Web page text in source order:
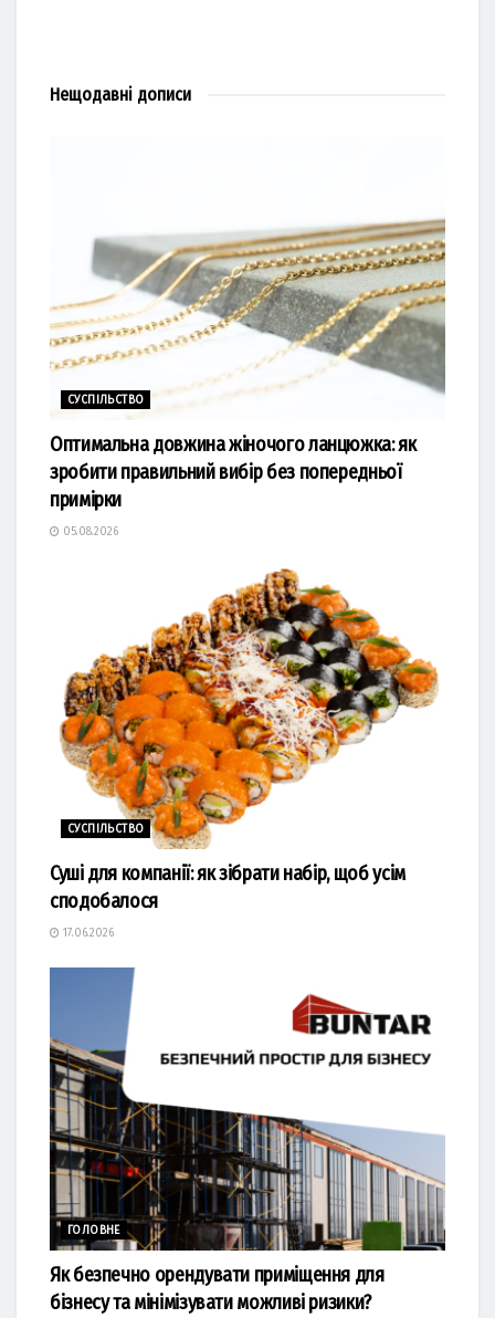
Нещодавні дописи
СУСПІЛЬСТВО
Оптимальна довжина жіночого ланцюжка: як
зробити правильний вибір без попередньої
примірки
05.08.2026
СУСПІЛЬСТВО
Суші для компанії: як зібрати набір, щоб усім
сподобалося
17.06.2026
ГОЛОВНЕ
Як безпечно орендувати приміщення для
бізнесу та мінімізувати можливі ризики?